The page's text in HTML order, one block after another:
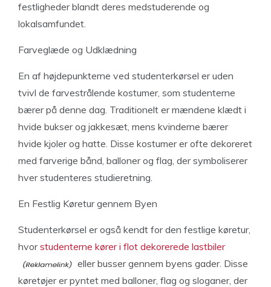
festligheder blandt deres medstuderende og
lokalsamfundet.
Farveglæde og Udklædning
En af højdepunkterne ved studenterkørsel er uden
tvivl de farvestrålende kostumer, som studenterne
bærer på denne dag. Traditionelt er mændene klædt i
hvide bukser og jakkesæt, mens kvinderne bærer
hvide kjoler og hatte. Disse kostumer er ofte dekoreret
med farverige bånd, balloner og flag, der symboliserer
hver studenteres studieretning.
En Festlig Køretur gennem Byen
Studenterkørsel er også kendt for den festlige køretur,
hvorstudenterne kører i flot dekorerede lastbiler
eller busser gennem byens gader. Disse
køretøjer er pyntet med balloner, flag og sloganer, der